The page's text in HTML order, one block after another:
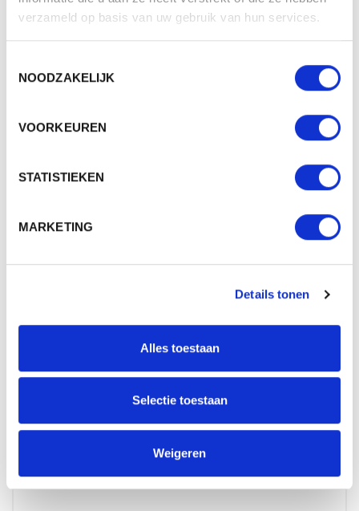
verzameld op basis van uw gebruik van hun services.
NOODZAKELIJK
VOORKEUREN
STATISTIEKEN
MARKETING
Details tonen
Alles toestaan
Selectie toestaan
Weigeren
Beschikbaar in maat (maten): 1SIZE
M161046 REFLECTIVE ELEPHANT
Beschikbaar in maat (maten): 1SIZE
Merk: mbw